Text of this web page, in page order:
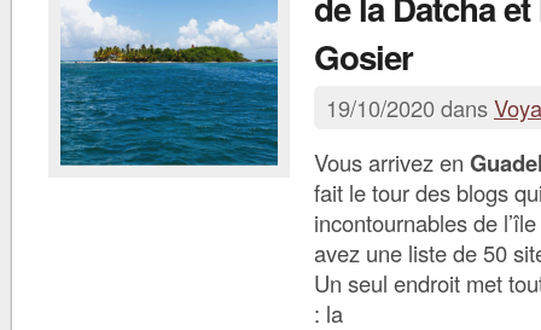
Gosier
19/10/2020 dans
Vous arrivez en
fait le tour des blogs
incontournables de
avez une liste de 50
Un seul endroit met
: la